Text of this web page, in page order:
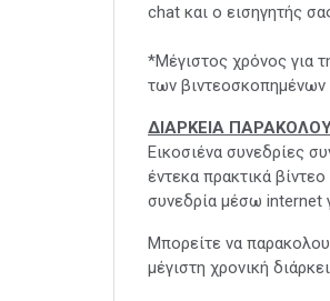
chat και ο εισηγητής
*Μέγιστος χρόνος για
των βιντεοσκοπημένων
ΔΙΑΡΚΕΙΑ
Εικοσιένα συνεδρίες
έντεκα πρακτικά
συνεδρία μέσω internet
Μπορείτε να
μέγιστη χρονική